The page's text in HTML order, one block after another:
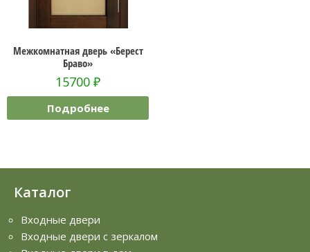
Межкомнатная дверь «Берест
Браво»
15700₽
Подробнее
Каталог
Входные двери
Входные двери с зеркалом